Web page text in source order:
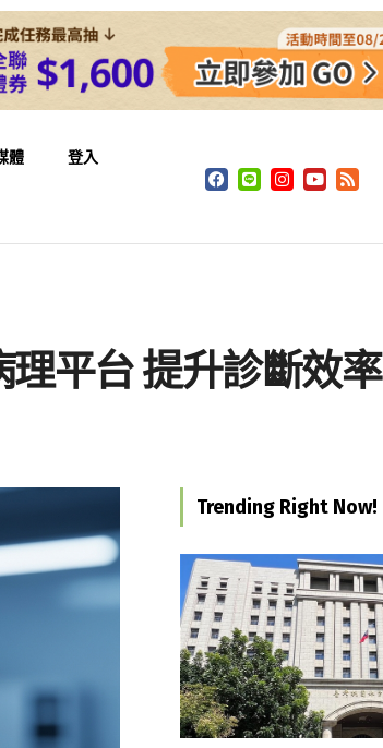
體 登入
理平台 提升診斷效率
Trending Right Now!